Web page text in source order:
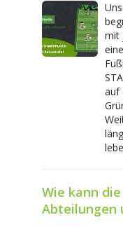
mit
auf
Wie kann
Abteilungen